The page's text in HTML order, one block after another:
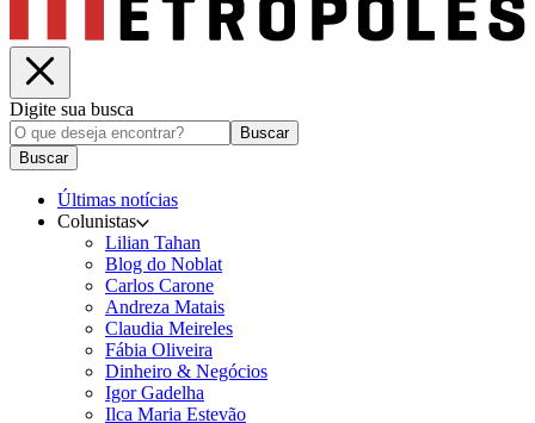
Digite sua busca
Buscar
Buscar
Últimas notícias
Colunistas
Lilian Tahan
Blog do Noblat
Carlos Carone
Andreza Matais
Claudia Meireles
Fábia Oliveira
Dinheiro & Negócios
Igor Gadelha
Ilca Maria Estevão